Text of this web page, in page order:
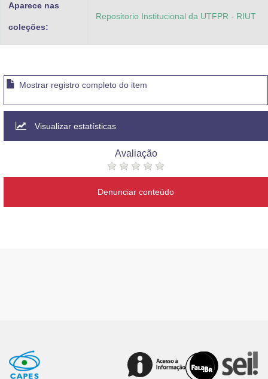
Aparece nas
coleções:
Repositorio Institucional da UTFPR - RIUT
Mostrar registro completo do item
Visualizar estatísticas
Avaliação
Denunciar conteúdo